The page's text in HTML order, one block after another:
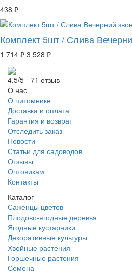
438 ₽
Комплект 5шт / Слива
1 714 ₽ 3 528 ₽
4.5/5 - 71 отзыв
О нас
О питомнике
Доставка и оплата
Гарантия и возврат
Отследить заказ
Новости
Статьи для садоводов
Отзывы
Оптовикам
Контакты
Каталог
Саженцы цветов
Плодово-ягодные деревья
Ягодные кустарники
Декоративные культуры
Хвойные растения
Горшечные растения
Семена